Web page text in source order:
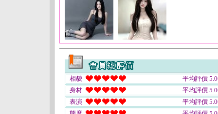
相貌
平均評價
身材
平均評價
表演
平均評價